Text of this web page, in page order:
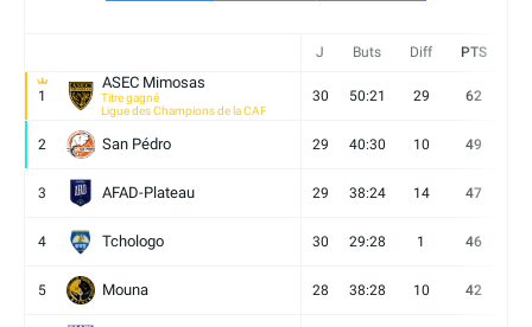
J Buts Diff PTS
1
ASEC Mimosas
Titre gagné
Ligue des Champions de la CAF
30 50:21 29 62
2 San Pédro 29 40:30 10 49
3 AFAD-Plateau 29 38:24 14 47
4 Tchologo 30 29:28 1 46
5 Mouna 28 38:28 10 42